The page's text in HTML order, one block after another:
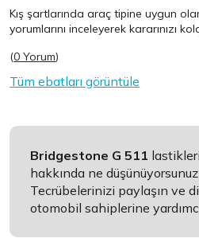
Kış şartlarında araç tipine uygun
yorumlarını inceleyerek kararınızı
(0 Yorum)
Tüm ebatları görüntüle
Bridgestone G 511 lastikleri
hakkında ne
Tecrübelerinizi paylaşın ve
otomobil sahiplerine